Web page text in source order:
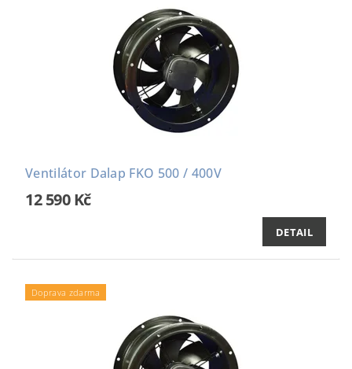
Ventilátor Dalap FKO 500 / 400V
12 590 Kč
DETAIL
Doprava zdarma